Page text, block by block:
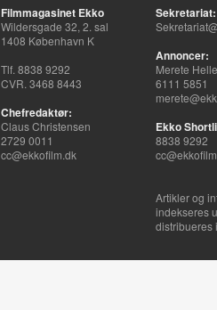
Filmmagasinet Ekko
Wildersgade 32, 2. sal
1408 København K
Tlf. 8838 9292
CVR. 3468 8443
Chefredaktør:
Claus Christensen
2729 0011
cc@ekkofilm.dk
Sekretariat:
Annoncer:
Merete
6111 5851
Ekko
8838 9292
Artikler og
indekseres
distribueres